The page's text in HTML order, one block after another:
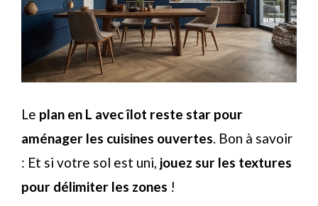
Le plan en L avec îlot reste star pour
aménager les cuisines ouvertes. Bon à savoir
: Et si votre sol est uni, jouez sur les textures
pour délimiter les zones !